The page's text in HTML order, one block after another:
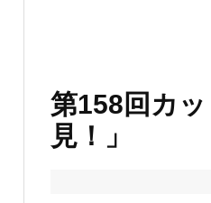
第158回カ
見！」